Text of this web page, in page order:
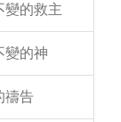
變的救主
變的神
禱告